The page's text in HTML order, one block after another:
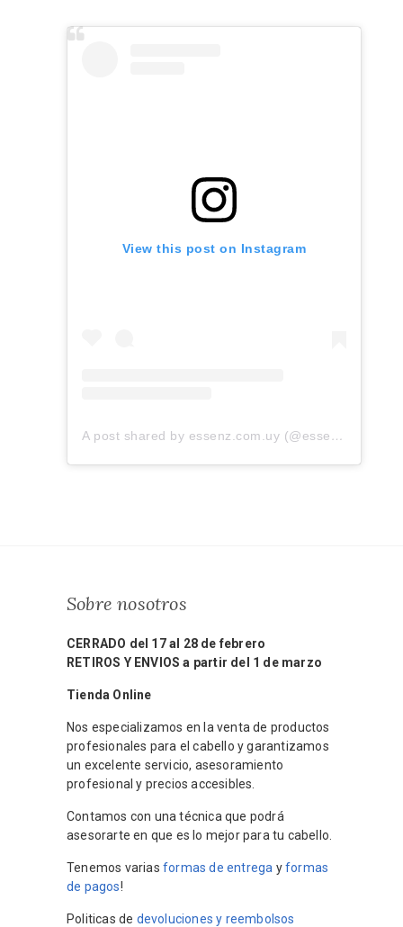
View this post on Instagram
A post shared by essenz.com.uy (@essenz.com.uy)
Sobre nosotros
CERRADO del 17 al 28 de febrero
RETIROS Y ENVIOS a partir del 1 de marzo
Tienda Online
Nos especializamos en la venta de productos
profesionales para el cabello y garantizamos
un excelente servicio, asesoramiento
profesional y precios accesibles.
Contamos con una técnica que podrá
asesorarte en que es lo mejor para tu cabello.
Tenemos varias formas de entrega yformas
de pagos!
Politicas de devoluciones y reembolsos